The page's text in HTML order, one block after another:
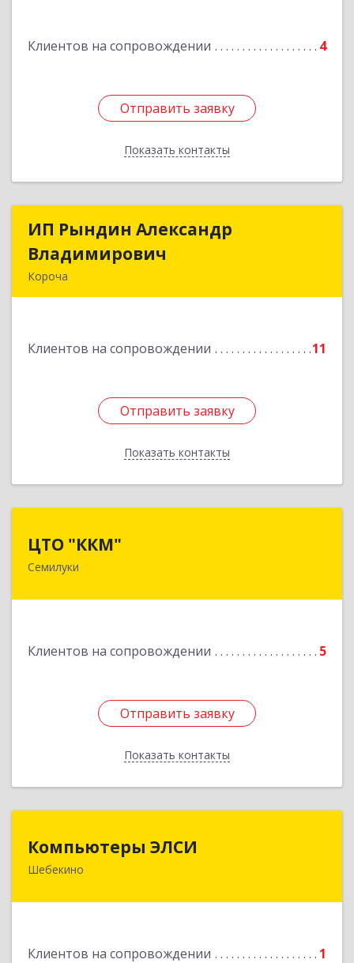
Клиентов на сопровождении 4
Отправить заявку
Показать контакты
Отправить заявку
Назад
ИП Рындин Александр
Владимирович
Короча
Клиентов на сопровождении 11
Отправить заявку
Показать контакты
ИП Рындин Александр
Подробнее
Отправить заявку
Назад
ЦТО "ККМ"
Семилуки
Клиентов на сопровождении 5
Отправить заявку
Показать контакты
Отправить заявку
Назад
Компьютеры ЭЛСИ
Шебекино
Клиентов на сопровождении 1